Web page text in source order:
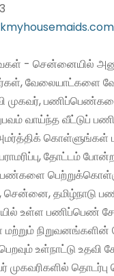
- சென்னையில்
வேலையாட்களை
முகவர்,
வாய்ந்த வீட்டுப்
கொள்ளுங்கள்
தோட்டம்
சென்னை, தமிழ்நாடு
உள்ள பணிப்பெண்
நிறுவனங்களின்
உள்நாட்டு உதவி
முகவரிகளில்